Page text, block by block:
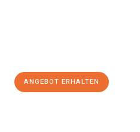
ANGEBOT ERHALTEN